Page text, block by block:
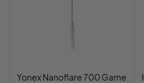
Yonex Nanoflare 700 Game